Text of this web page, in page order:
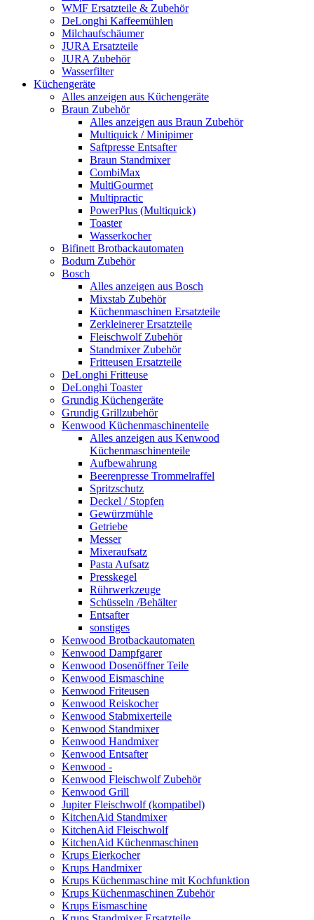
WMF Ersatzteile & Zubehör
DeLonghi Kaffeemühlen
Milchaufschäumer
JURA Ersatzteile
JURA Zubehör
Wasserfilter
Küchengeräte
Alles anzeigen aus Küchengeräte
Braun Zubehör
Alles anzeigen aus Braun Zubehör
Multiquick / Minipimer
Saftpresse Entsafter
Braun Standmixer
CombiMax
MultiGourmet
Multipractic
PowerPlus (Multiquick)
Toaster
Wasserkocher
Bifinett Brotbackautomaten
Bodum Zubehör
Bosch
Alles anzeigen aus Bosch
Mixstab Zubehör
Küchenmaschinen Ersatzteile
Zerkleinerer Ersatzteile
Fleischwolf Zubehör
Standmixer Zubehör
Fritteusen Ersatzteile
DeLonghi Fritteuse
DeLonghi Toaster
Grundig Küchengeräte
Grundig Grillzubehör
Kenwood Küchenmaschinenteile
Alles anzeigen aus Kenwood
Küchenmaschinenteile
Aufbewahrung
Beerenpresse Trommelraffel
Spritzschutz
Deckel / Stopfen
Gewürzmühle
Getriebe
Messer
Mixeraufsatz
Pasta Aufsatz
Presskegel
Rührwerkzeuge
Schüsseln /Behälter
Entsafter
sonstiges
Kenwood Brotbackautomaten
Kenwood Dampfgarer
Kenwood Dosenöffner Teile
Kenwood Eismaschine
Kenwood Friteusen
Kenwood Reiskocher
Kenwood Stabmixerteile
Kenwood Standmixer
Kenwood Handmixer
Kenwood Entsafter
Kenwood -
Kenwood Fleischwolf Zubehör
Kenwood Grill
Jupiter Fleischwolf (kompatibel)
KitchenAid Standmixer
KitchenAid Fleischwolf
KitchenAid Küchenmaschinen
Krups Eierkocher
Krups Handmixer
Krups Küchenmaschine mit Kochfunktion
Krups Küchenmaschinen Zubehör
Krups Eismaschine